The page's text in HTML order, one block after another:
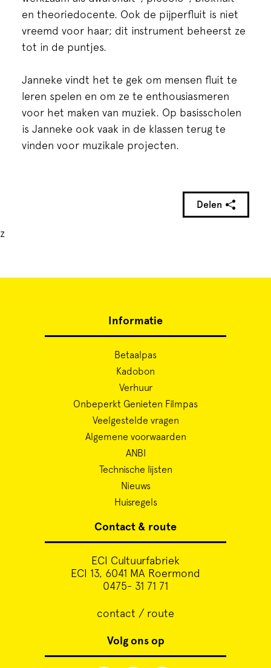
Contact
Steun ons
en theoriedocente. Ook de pijperfluit is niet
vreemd voor haar; dit instrument beheerst ze
tot in de puntjes.
Janneke vindt het te gek om mensen fluit te
leren spelen en om ze te enthousiasmeren
voor het maken van muziek. Op basisscholen
is Janneke ook vaak in de klassen terug te
vinden voor muzikale projecten.
Delen
z
Informatie
Betaalpas
Kadobon
Verhuur
Onbeperkt Genieten Filmpas
Veelgestelde vragen
Algemene voorwaarden
ANBI
Technische lijsten
Nieuws
Huisregels
Contact & route
ECI Cultuurfabriek
ECI 13, 6041 MA Roermond
0475- 31 71 71
contact / route
Volg ons op